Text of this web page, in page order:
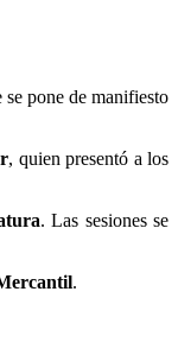
se pone de manifiesto
, quien presentó a los
. Las sesiones se
.